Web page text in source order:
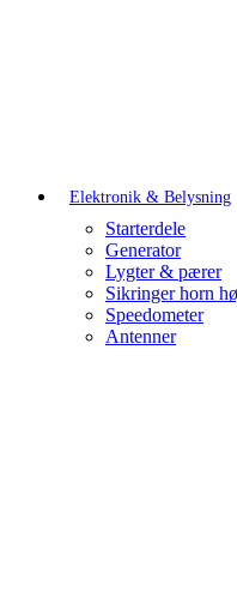
Elektronik & Belysning
Starterdele
Generator
Lygter & pærer
Sikringer horn
Speedometer
Antenner